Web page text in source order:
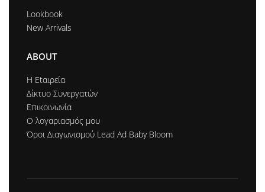
Lookbook
New Arrivals
ABOUT
Η Εtαιρεία
Δίκτυο Συνεργατών
Επικοινωνία
Ο λογαριασμός μου
Όροι Διαγωνισμού Lead Ad Baby Bloom